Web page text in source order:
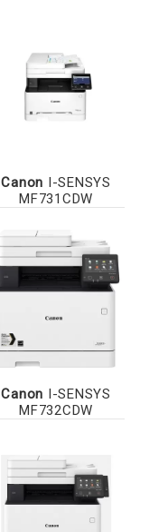
Canon I-SENSYS
MF731CDW
Canon I-SENSYS
MF732CDW